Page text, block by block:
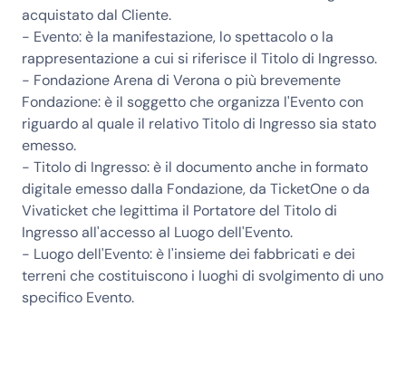
acquistato dal Cliente.
- Evento: è la manifestazione, lo spettacolo o la
rappresentazione a cui si riferisce il Titolo di Ingresso.
- Fondazione Arena di Verona o più brevemente
Fondazione: è il soggetto che organizza l'Evento con
riguardo al quale il relativo Titolo di Ingresso sia stato
emesso.
- Titolo di Ingresso: è il documento anche in formato
digitale emesso dalla Fondazione, da TicketOne o da
Vivaticket che legittima il Portatore del Titolo di
Ingresso all'accesso al Luogo dell'Evento.
- Luogo dell'Evento: è l'insieme dei fabbricati e dei
terreni che costituiscono i luoghi di svolgimento di uno
specifico Evento.